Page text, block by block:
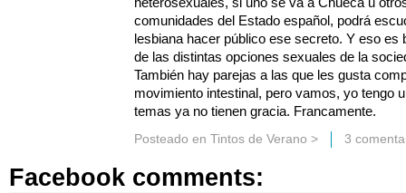
comunidades del Estado español, podrá
lesbiana hacer público ese secreto. Y eso es
de las distintas opciones sexuales de la
También hay parejas a las que les gusta
movimiento intestinal, pero vamos, yo tengo
temas ya no tienen gracia. Francamente.
Posteado en Tintos de Verano > 3
Facebook comments: